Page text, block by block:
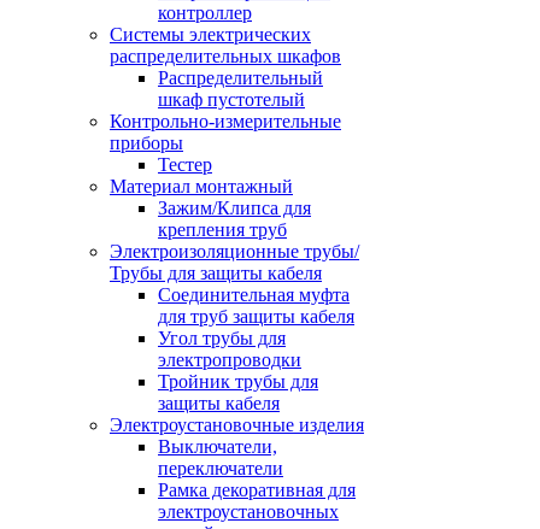
контроллер
Системы электрических
распределительных шкафов
Распределительный
шкаф пустотелый
Контрольно-измерительные
приборы
Тестер
Материал монтажный
Зажим/Клипса для
крепления труб
Электроизоляционные трубы/
Трубы для защиты кабеля
Соединительная муфта
для труб защиты кабеля
Угол трубы для
электропроводки
Тройник трубы для
защиты кабеля
Электроустановочные изделия
Выключатели,
переключатели
Рамка декоративная для
электроустановочных